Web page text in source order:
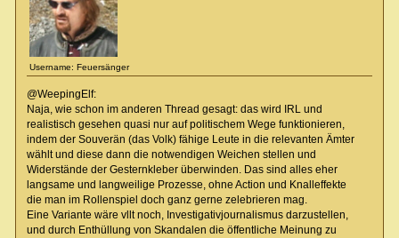
Username: Feuersänger
@WeepingElf:
Naja, wie schon im anderen Thread gesagt: das wird IRL und
realistisch gesehen quasi nur auf politischem Wege funktionieren,
indem der Souverän (das Volk) fähige Leute in die relevanten Ämter
wählt und diese dann die notwendigen Weichen stellen und
Widerstände der Gesternkleber überwinden. Das sind alles eher
langsame und langweilige Prozesse, ohne Action und Knalleffekte
die man im Rollenspiel doch ganz gerne zelebrieren mag.
Eine Variante wäre vllt noch, Investigativjournalismus darzustellen,
und durch Enthüllung von Skandalen die öffentliche Meinung zu